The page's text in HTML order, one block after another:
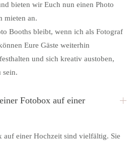
bieten wir Euch nun einen Photo
mieten an.
Booths bleibt, wenn ich als Fotograf
Eure Gäste weiterhin
und sich kreativ austoben,
sein.
Fotobox auf einer
auf einer Hochzeit sind vielfältig. Sie